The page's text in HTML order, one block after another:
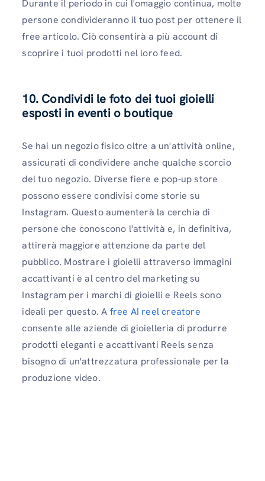
Durante il periodo in cui l'omaggio continua, molte
persone condivideranno il tuo post per ottenere il
free articolo. Ciò consentirà a più account di
scoprire i tuoi prodotti nel loro feed.
10. Condividi le foto dei tuoi gioielli
esposti in eventi o boutique
Se hai un negozio fisico oltre a un'attività online,
assicurati di condividere anche qualche scorcio
del tuo negozio. Diverse fiere e pop-up store
possono essere condivisi come storie su
Instagram. Questo aumenterà la cerchia di
persone che conoscono l'attività e, in definitiva,
attirerà maggiore attenzione da parte del
pubblico. Mostrare i gioielli attraverso immagini
accattivanti è al centro del marketing su
Instagram per i marchi di gioielli e Reels sono
ideali per questo. A free AI reel creatore
consente alle aziende di gioielleria di produrre
prodotti eleganti e accattivanti Reels senza
bisogno di un'attrezzatura professionale per la
produzione video.